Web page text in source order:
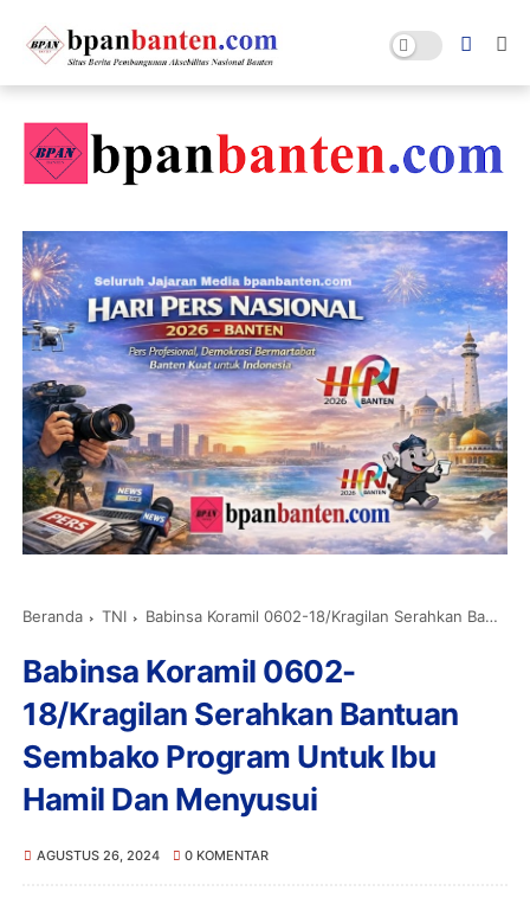
Beranda TNI Babinsa Koramil 0602-18/Kragilan Serahkan Bantuan Sembako Program Untuk Ibu Hamil Dan Menyusui
Babinsa Koramil 0602-
18/Kragilan Serahkan Bantuan
Sembako Program Untuk Ibu
Hamil Dan Menyusui
AGUSTUS 26, 2024 0 KOMENTAR